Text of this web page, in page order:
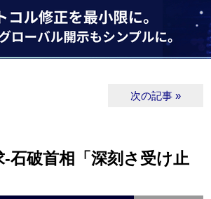
次の記事 »
石破首相「深刻さ受け止